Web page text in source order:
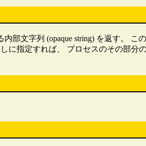
部文字列 (opaque string) を返す。
に指定すれば、 プロセスのその部